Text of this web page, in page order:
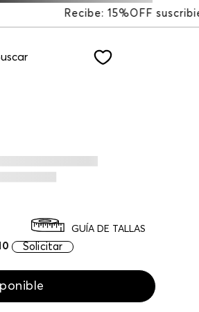
nuestro NEWSLETTER
Solicitar
GUÍA DE TALLAS